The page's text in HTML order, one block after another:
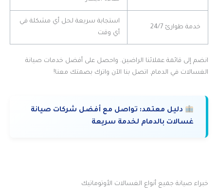
خدمة طوارئ 24/7
استجابة سريعة لحل أي مشكلة في
أي وقت
انضم إلى قائمة عملائنا الراضين. واحصل على أفضل خدمات صيانة
الغسالات في الدمام. اتصل بنا الآن واترك بصمتك معنا!
دليل معتمد: تواصل مع أفضل شركات صيانة
غسالات بالدمام لخدمة سريعة
خبراء صيانة جميع أنواع الغسالات الأوتوماتيك